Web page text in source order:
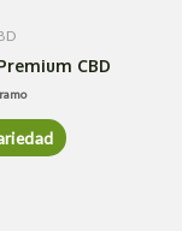
CBD